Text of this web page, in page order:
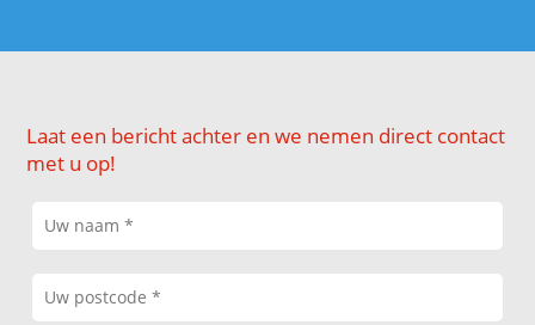
Laat een bericht achter en we nemen direct contact
met u op!